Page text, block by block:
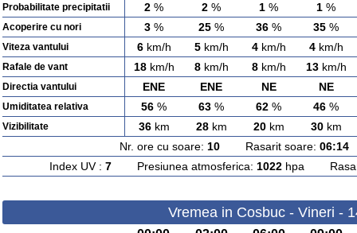
Probabilitate precipitatii 2 % 2 % 1 % 1 %
Acoperire cu nori 3 % 25 % 36 % 35 %
Viteza vantului 6km/h 5km/h 4km/h 4km/h
Rafale de vant 18km/h 8km/h 8km/h 13km/h
Directia vantului ENE ENE NE NE
Umiditatea relativa 56 % 63 % 62 % 46 %
Vizibilitate 36km 28km 20km 30km
Nr. ore cu soare: 10Rasarit soare: 06:14
Index UV : 7Presiunea atmosferica: 1022hpa
Vremea in Cosbuc - Vineri -